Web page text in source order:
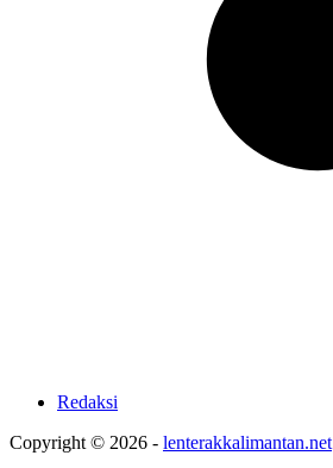
Redaksi
Copyright © 2026 - lenterakkalimantan.net